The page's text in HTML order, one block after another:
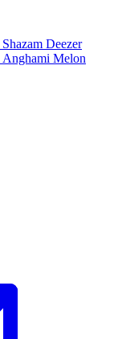
Shazam Deezer
Anghami Melon